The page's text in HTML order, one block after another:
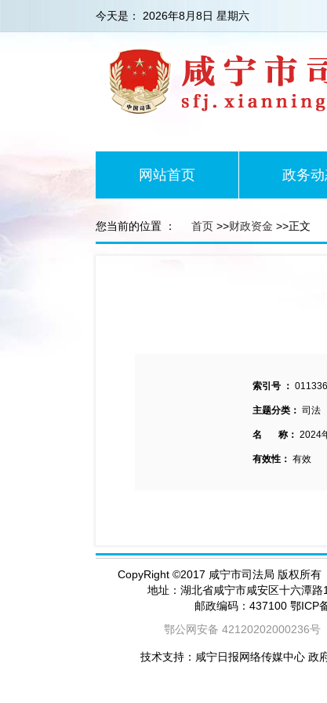
今天是： 2026年8月8日 星期六
网站首页 政务动
您当前的位置 ： 首页 >>财政资金 >>正文
索引号 ：
主题分类： 司法
名 称： 2024
有效性： 有效
CopyRight ©2017 咸宁市司法局 版权所
地址：湖北省咸宁市咸安区十六潭
邮政编码：437100 鄂
鄂公网安备 42120202000236号
技术支持：咸宁日报网络传媒中心 政